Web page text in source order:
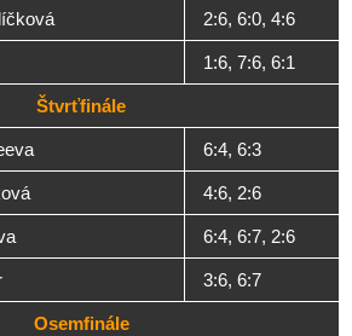
2:6, 6:0, 4:6
1:6, 7:6, 6:1
Štvrťfinále
6:4, 6:3
4:6, 2:6
6:4, 6:7, 2:6
3:6, 6:7
Osemfinále